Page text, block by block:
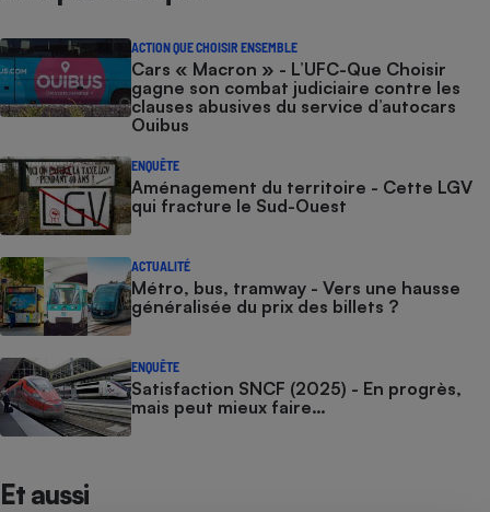
ACTION QUE CHOISIR ENSEMBLE
Cars « Macron » - L’UFC-Que Choisir
gagne son combat judiciaire contre les
clauses abusives du service d’autocars
Ouibus
ENQUÊTE
Aménagement du territoire - Cette LGV
qui fracture le Sud-Ouest
ACTUALITÉ
Métro, bus, tramway - Vers une hausse
généralisée du prix des billets ?
ENQUÊTE
Satisfaction SNCF (2025) - En progrès,
mais peut mieux faire…
Et aussi